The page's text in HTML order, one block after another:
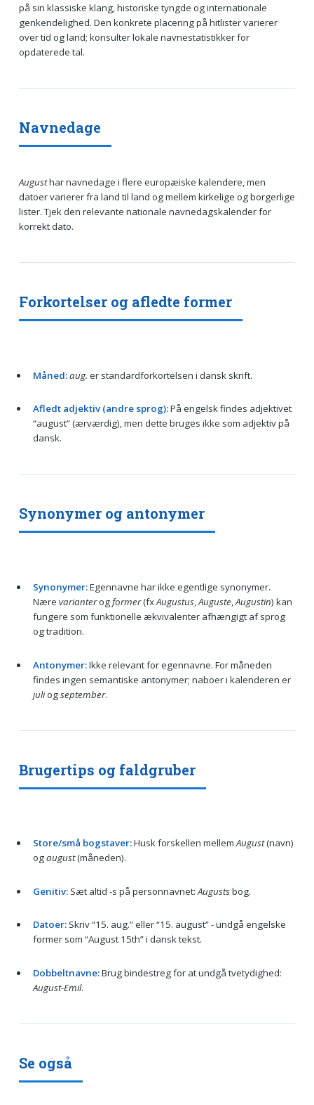
på sin klassiske klang, historiske tyngde og internationale
genkendelighed. Den konkrete placering på hitlister varierer
over tid og land; konsulter lokale navnestatistikker for
opdaterede tal.
Navnedage
Augusthar navnedage i flere europæiske kalendere, men
datoer varierer fra land til land og mellem kirkelige og borgerlige
lister. Tjek den relevante nationale navnedagskalender for
korrekt dato.
Forkortelser og afledte former
Måned:aug. er standardforkortelsen i dansk skrift.
Afledt adjektiv (andre sprog):På engelsk findes adjektivet
“august” (ærværdig), men dette bruges ikke som adjektiv på
dansk.
Synonymer og antonymer
Synonymer:Egennavne har ikke egentlige synonymer.
Nære varianterogformer(fxAugustus,Auguste,Augustin) kan
fungere som funktionelle ækvivalenter afhængigt af sprog
og tradition.
Antonymer:Ikke relevant for egennavne. For måneden
findes ingen semantiske antonymer; naboer i kalenderen er
juliogseptember.
Brugertips og faldgruber
Store/små bogstaver:Husk forskellen mellemAugust(navn)
ogaugust(måneden).
Genitiv:Sæt altid -s på personnavnet:Augustsbog.
Datoer:Skriv “15. aug.” eller “15. august” - undgå engelske
former som “August 15th” i dansk tekst.
Dobbeltnavne:Brug bindestreg for at undgå tvetydighed:
August-Emil.
Se også